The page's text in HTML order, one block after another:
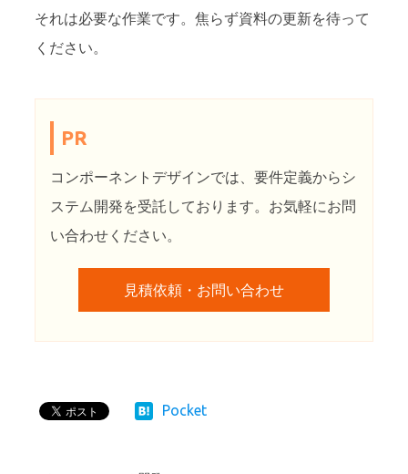
それは必要な作業です。焦らず資料の更新を待って
ください。
PR
コンポーネントデザインでは、要件定義からシ
ステム開発を受託しております。お気軽にお問
い合わせください。
見積依頼・お問い合わせ
Pocket